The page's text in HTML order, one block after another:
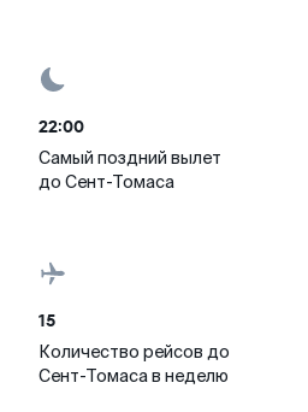
22:00
Самый поздний вылет
до Сент-Томаса
15
Количество рейсов до
Сент-Томаса в неделю